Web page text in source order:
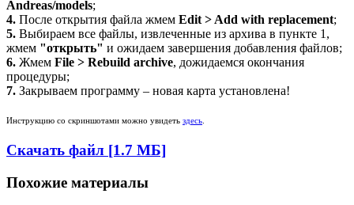
Andreas/models;
4. После открытия файла жмем Edit > Add with replacement;
5. Выбираем все файлы, извлеченные из архива в пункте 1,
жмем "открыть" и ожидаем завершения добавления файлов;
6. Жмем File > Rebuild archive, дожидаемся окончания
процедуры;
7. Закрываем программу – новая карта установлена!
Инструкцию со скриншотами можно увидеть здесь.
Скачать файл [1.7 МБ]
Похожие материалы